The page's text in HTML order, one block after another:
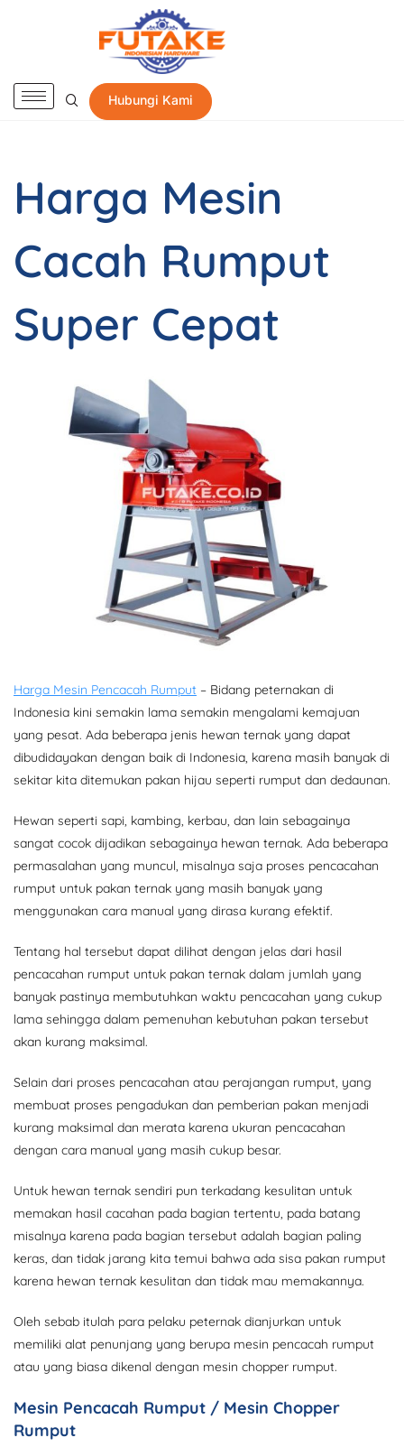
Hubungi Kami
Harga Mesin
Cacah Rumput
Super Cepat
Harga Mesin Pencacah Rumput – Bidang peternakan di
Indonesia kini semakin lama semakin mengalami kemajuan
yang pesat. Ada beberapa jenis hewan ternak yang dapat
dibudidayakan dengan baik di Indonesia, karena masih banyak di
sekitar kita ditemukan pakan hijau seperti rumput dan dedaunan.
Hewan seperti sapi, kambing, kerbau, dan lain sebagainya
sangat cocok dijadikan sebagainya hewan ternak. Ada beberapa
permasalahan yang muncul, misalnya saja proses pencacahan
rumput untuk pakan ternak yang masih banyak yang
menggunakan cara manual yang dirasa kurang efektif.
Tentang hal tersebut dapat dilihat dengan jelas dari hasil
pencacahan rumput untuk pakan ternak dalam jumlah yang
banyak pastinya membutuhkan waktu pencacahan yang cukup
lama sehingga dalam pemenuhan kebutuhan pakan tersebut
akan kurang maksimal.
Selain dari proses pencacahan atau perajangan rumput, yang
membuat proses pengadukan dan pemberian pakan menjadi
kurang maksimal dan merata karena ukuran pencacahan
dengan cara manual yang masih cukup besar.
Untuk hewan ternak sendiri pun terkadang kesulitan untuk
memakan hasil cacahan pada bagian tertentu, pada batang
misalnya karena pada bagian tersebut adalah bagian paling
keras, dan tidak jarang kita temui bahwa ada sisa pakan rumput
karena hewan ternak kesulitan dan tidak mau memakannya.
Oleh sebab itulah para pelaku peternak dianjurkan untuk
memiliki alat penunjang yang berupa mesin pencacah rumput
atau yang biasa dikenal dengan mesin chopper rumput.
Mesin Pencacah Rumput / Mesin Chopper
Rumput